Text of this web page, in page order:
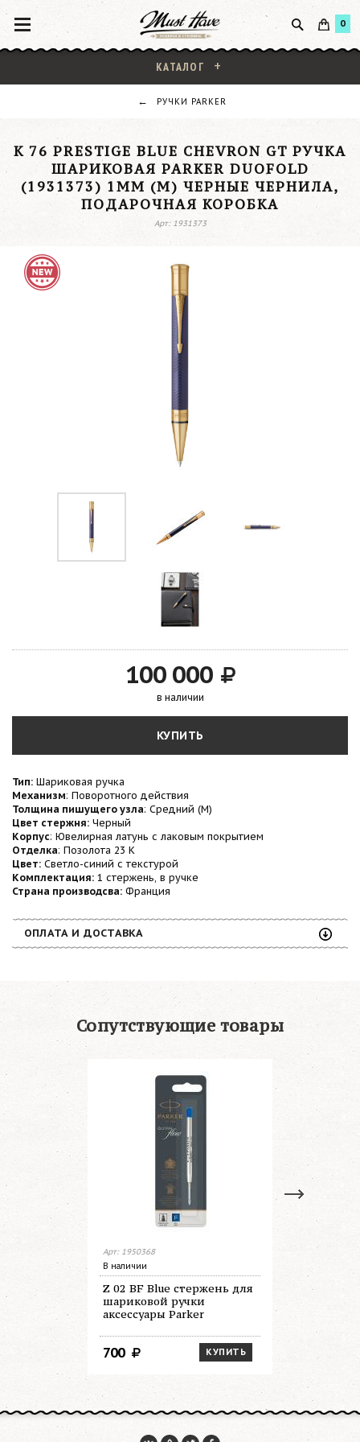
0
КАТАЛОГ
РУЧКИ PARKER
K 76 PRESTIGE BLUE CHEVRON GT РУЧКА
ШАРИКОВАЯ PARKER DUOFOLD
(1931373) 1ММ (M) ЧЕРНЫЕ ЧЕРНИЛА,
ПОДАРОЧНАЯ КОРОБКА
Арт: 1931373
100 000
в наличии
КУПИТЬ
Тип: Шариковая ручка
Механизм: Поворотного действия
Толщина пишущего узла: Средний (М)
Цвет стержня: Черный
Корпус: Ювелирная латунь с лаковым покрытием
Отделка: Позолота 23 К
Цвет: Светло-синий с текстурой
Комплектация: 1 стержень, в ручке
Страна производсва: Франция
ОПЛАТА И ДОСТАВКА
Сопутствующие товары
Арт: 1950368
В наличии
Z 02 BF Blue стержень для
шариковой ручки
аксессуары Parker
КУПИТЬ
700
В наличии
Z 02 BF